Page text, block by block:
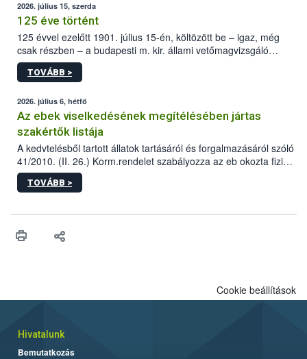
2026. július 15, szerda
125 éve történt
125 évvel ezelőtt 1901. július 15-én, költözött be – igaz, még
csak részben – a budapesti m. kir. állami vetőmagvizsgáló
állomás a Kis Rókus utca 15. szám alatti, Czigler Győző által
tervezett új épületébe.
TOVÁBB >
2026. július 6, hétfő
Az ebek viselkedésének megítélésében jártas
szakértők listája
A kedvtelésből tartott állatok tartásáról és forgalmazásáról szóló
41/2010. (II. 26.) Korm.rendelet szabályozza az eb okozta fizikai
sérülés, illetve ennek veszélye keletkezésekor felmerülő
hatósági feladatokat, valamint a veszélyes eb tartását és annak
vonni az ebek viselkedésének megítélésében jártas szakértőt.
TOVÁBB >
Cookie beállítások
Hivatalunk
Bemutatkozás